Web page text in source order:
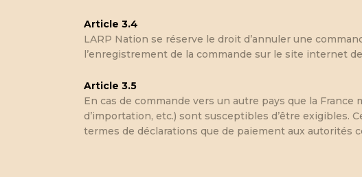
Article 3.4
LARP Nation se réserve le droit d’annuler une
l’enregistrement de la commande sur le site internet
Article 3.5
En cas de commande vers un autre pays que la
d’importation, etc.) sont susceptibles d’être
termes de déclarations que de paiement aux autorités